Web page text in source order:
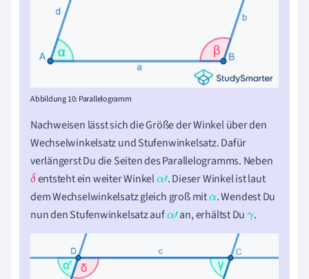
Abbildung 10: Parallelogramm
Nachweisen lässt sich die Größe der Winkel über den
Wechselwinkelsatz und Stufenwinkelsatz. Dafür
verlängerst Du die Seiten des Parallelogramms. Neben
δentsteht ein weiter Winkelα'. Dieser Winkel ist laut
dem Wechselwinkelsatz gleich groß mitα. Wendest Du
nun den Stufenwinkelsatz aufα'an, erhältst Duγ.